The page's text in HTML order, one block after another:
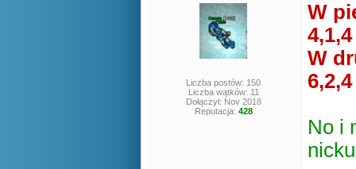
Liczba postów: 150
Liczba wątków: 11
Dołączył: Nov 2018
Reputacja: 428
W
4,1,4
W
6,2,4
No i